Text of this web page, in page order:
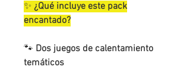
✨ ¿Qué incluye este pack
encantado?
🐾 Dos juegos de calentamiento
temáticos